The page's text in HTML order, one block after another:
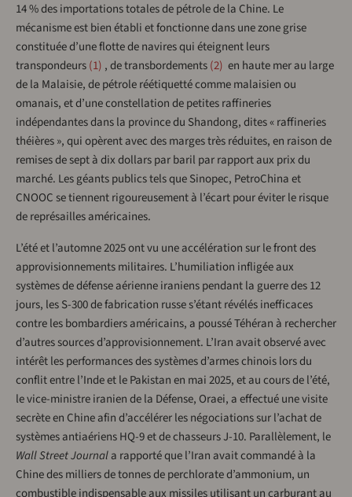
14 % des importations totales de pétrole de la Chine. Le
mécanisme est bien établi et fonctionne dans une zone grise
constituée d’une flotte de navires qui éteignent leurs
transpondeurs 1 , de transbordements 2 en haute mer au large
de la Malaisie, de pétrole réétiquetté comme malaisien ou
omanais, et d’une constellation de petites raffineries
indépendantes dans la province du Shandong, dites « raffineries
théières », qui opèrent avec des marges très réduites, en raison de
remises de sept à dix dollars par baril par rapport aux prix du
marché. Les géants publics tels que Sinopec, PetroChina et
CNOOC se tiennent rigoureusement à l’écart pour éviter le risque
de représailles américaines.
L’été et l’automne 2025 ont vu une accélération sur le front des
approvisionnements militaires. L’humiliation infligée aux
systèmes de défense aérienne iraniens pendant la guerre des 12
jours, les S-300 de fabrication russe s’étant révélés inefficaces
contre les bombardiers américains, a poussé Téhéran à rechercher
d’autres sources d’approvisionnement. L’Iran avait observé avec
intérêt les performances des systèmes d’armes chinois lors du
conflit entre l’Inde et le Pakistan en mai 2025, et au cours de l’été,
le vice-ministre iranien de la Défense, Oraei, a effectué une visite
secrète en Chine afin d’accélérer les négociations sur l’achat de
systèmes antiaériens HQ-9 et de chasseurs J-10. Parallèlement, le
Wall Street Journala rapporté que l’Iran avait commandé à la
Chine des milliers de tonnes de perchlorate d’ammonium, un